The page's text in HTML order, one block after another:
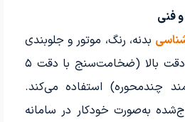
فنی
بدنه، رنگ، موتور و جلوبندی
از ابزارهای دیجیتال با دقت بالا (ضخامت‌سنج با دقت ۵
چندمحوره) استفاده می‌کند.
به‌صورت خودکار در سامانه